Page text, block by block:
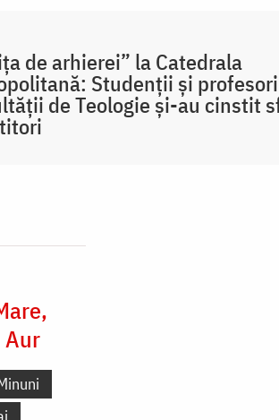
de arhierei” la Catedrala
Studenții și
de Teologie și-au cinstit
Aur